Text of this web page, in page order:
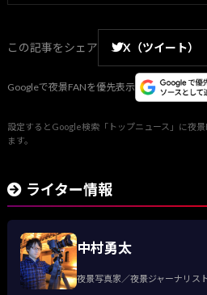
この記事をシェア X（ツイート）
Googleで夜景FANを優先表示
設定するとGoogle検索「トップニュース」に夜
ます。
ライター情報
中村勇太
夜景写真家／夜景ジャーナリス